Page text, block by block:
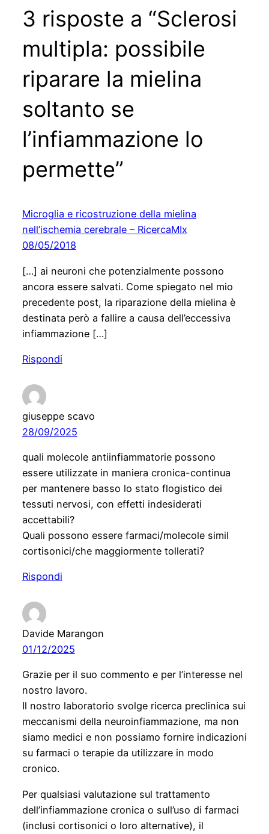
3 risposte a “Sclerosi
multipla: possibile
riparare la mielina
soltanto se
l’infiammazione lo
permette”
Microglia e ricostruzione della mielina
nell’ischemia cerebrale – RicercaMIx
08/05/2018
[…] ai neuroni che potenzialmente possono
ancora essere salvati. Come spiegato nel mio
precedente post, la riparazione della mielina è
destinata però a fallire a causa dell’eccessiva
infiammazione […]
Rispondi
giuseppe scavo
28/09/2025
quali molecole antiinfiammatorie possono
essere utilizzate in maniera cronica-continua
per mantenere basso lo stato flogistico dei
tessuti nervosi, con effetti indesiderati
accettabili?
Quali possono essere farmaci/molecole simil
cortisonici/che maggiormente tollerati?
Rispondi
Davide Marangon
01/12/2025
Grazie per il suo commento e per l’interesse nel
nostro lavoro.
Il nostro laboratorio svolge ricerca preclinica sui
meccanismi della neuroinfiammazione, ma non
siamo medici e non possiamo fornire indicazioni
su farmaci o terapie da utilizzare in modo
cronico.
Per qualsiasi valutazione sul trattamento
dell’infiammazione cronica o sull’uso di farmaci
(inclusi cortisonici o loro alternative), il